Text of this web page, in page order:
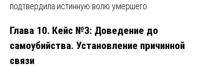
подтвердила истинную волю умершего.
Глава 10. Кейс №3: Доведение до
самоубийства. Установление причинной
связи